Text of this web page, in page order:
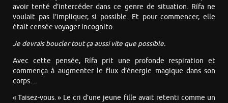
avoir tenté d’intercéder dans ce genre de situation. Rífa ne
voulait pas l’impliquer, si possible. Et pour commencer, elle
était censée voyager incognito.
Je devrais boucler tout ça aussi vite que possible.
Avec cette pensée, Rífa prit une profonde respiration et
commença à augmenter le flux d’énergie magique dans son
corps…
« Taisez-vous. » Le cri d’une jeune fille avait retenti comme un